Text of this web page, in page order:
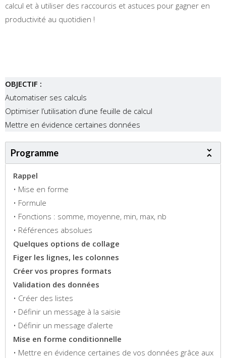
calcul et à utiliser des raccourcis et astuces pour gagner en
productivité au quotidien !
OBJECTIF :
Automatiser ses calculs
Optimiser l’utilisation d’une feuille de calcul
Mettre en évidence certaines données
Programme
Rappel
• Mise en forme
• Formule
• Fonctions : somme, moyenne, min, max, nb
• Références absolues
Quelques options de collage
Figer les lignes, les colonnes
Créer vos propres formats
Validation des données
• Créer des listes
• Définir un message à la saisie
• Définir un message d’alerte
Mise en forme conditionnelle
• Mettre en évidence certaines de vos données grâce aux